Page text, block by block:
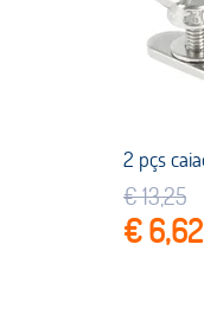
€ 13,25
€ 6,62